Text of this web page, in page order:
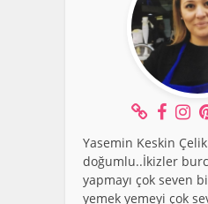
Yasemin Keskin
doğumlu..İkizler
yapmayı çok seven
yemek yemeyi çok